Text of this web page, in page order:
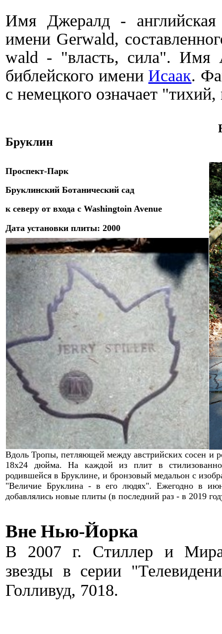
Имя Джералд - английская
имени Gerwald,
wald - "власть, сила". Имя
библейского имени Исаак.
с немецкого означает
Бруклин
Проспект-Парк
Бруклинский Ботанический сад
к северу от входа с Washingtoin Avenue
Дата установки плиты: 2000
Вдоль Тропы, петляющей между австрийских сосен и
18х24 дюйма. На каждой из плитв
родившейся в Бруклине, и бронзовый медальон с
"Величие Бруклина - в его людях". Ежегодно в
добавлялись новые плиты (в последний раз - в 2019
Вне Нью-Йорка
В 2007 г. Стиллер и Мира
звезды в серии "
Голливуд, 7018.